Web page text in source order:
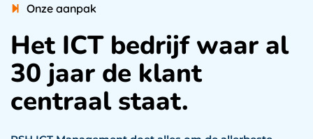
Onze aanpak
Het ICT bedrijf waar al
30 jaar de klant
centraal staat.